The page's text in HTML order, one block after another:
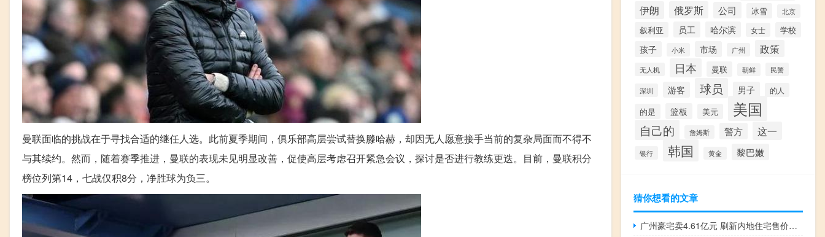
曼联面临的挑战在于寻找合适的继任人选。此前夏季期间，俱乐部高层尝试替换滕哈赫，却因无人愿意接手当前的复杂局面而不得不
与其续约。然而，随着赛季推进，曼联的表现未见明显改善，促使高层考虑召开紧急会议，探讨是否进行教练更迭。目前，曼联积分
榜位列第14，七战仅积8分，净胜球为负三。
伊朗 俄罗斯 公司 冰雪 北京
叙利亚 员工 哈尔滨 女士 学校
孩子 小米 市场 广州 政策
无人机 日本 曼联 朝鲜 民警
深圳 游客 球员 男子 的人
的是 篮板 美元 美国
自己的 詹姆斯 警方 这一
银行 韩国 黄金 黎巴嫩
猜你想看的文章
广州豪宅卖4.61亿元 刷新内地住宅售价纪录